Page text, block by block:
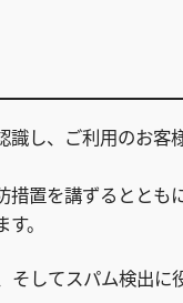
識し、ご利用のお客
措置を講ずるととも
。
そしてスパム検出に